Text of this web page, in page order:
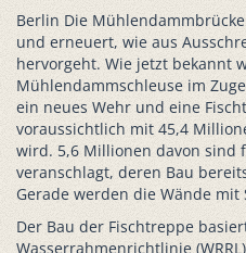
Berlin Die
und erneuert, wie aus
hervorgeht. Wie jetzt bekannt
Mühlendammschleuse im
ein neues Wehr und eine
voraussichtlich mit 45,4
wird. 5,6 Millionen davon sind
veranschlagt, deren Bau
Gerade werden die Wände
Der Bau der Fischtreppe
Wasserrahmenrichtlinie